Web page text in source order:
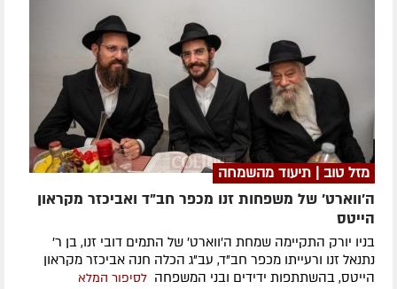
מזל טוב | תיעוד מהשמחה
ה'ווארט' של משפחות זנו מכפר חב"ד ואביכזר מקראון
הייטס
בניו יורק התקיימה שמחת ה'ווארט' של התמים דובי זנו, בן ר'
נתנאל זנו ורעייתו מכפר חב"ד, עב"ג הכלה חנה אביכזר מקראון
הייטס, בהשתתפות ידידים ובני המשפחה לסיפור המלא